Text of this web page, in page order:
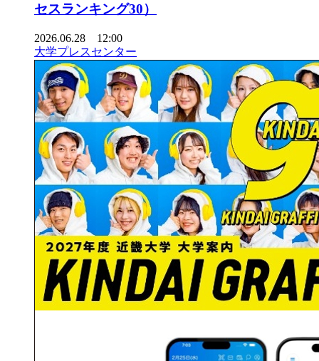
セスランキング30）
2026.06.28 12:00
大学プレスセンター